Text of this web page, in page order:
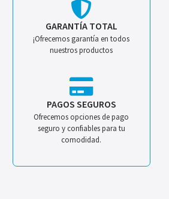
GARANTÍA TOTAL
¡Ofrecemos garantía en todos
nuestros productos
PAGOS SEGUROS
Ofrecemos opciones de pago
seguro y confiables para tu
comodidad.